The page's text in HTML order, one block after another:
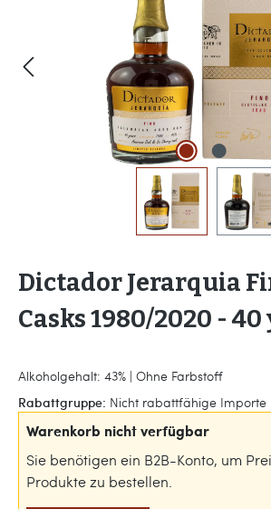
Dictador Jerarquia
Casks 1980/2020 - 40
Alkoholgehalt: 43% | Ohne Farbstoff
Rabattgruppe: Nicht rabattfähige Importe
Warenkorb nicht verfügbar
Sie benötigen ein B2B-Konto, um
Produkte zu bestellen.